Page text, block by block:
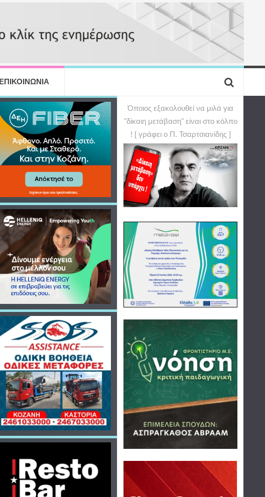
ΕΠΙΚΟΙΝΩΝΙΑ
Όποιος εξακολουθεί να μιλά για
"δίκαιη μετάβαση" είναι στο κόλπο
! [ γράφει ο Π. Τσαρτσιανίδης ]